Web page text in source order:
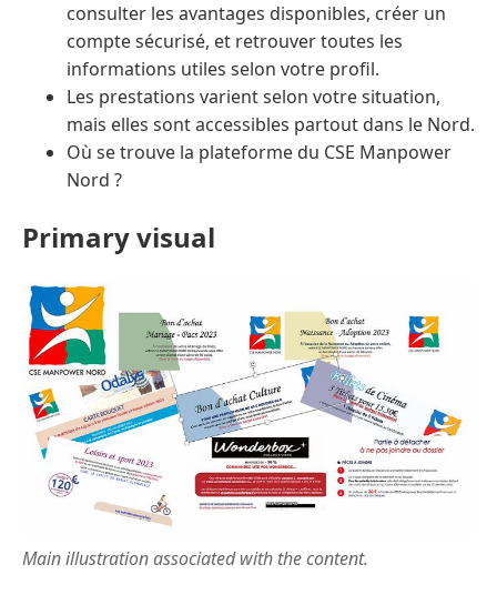
consulter les avantages disponibles, créer un
compte sécurisé, et retrouver toutes les
informations utiles selon votre profil.
Les prestations varient selon votre situation,
mais elles sont accessibles partout dans le Nord.
Où se trouve la plateforme du CSE Manpower
Nord ?
Primary visual
Main illustration associated with the content.